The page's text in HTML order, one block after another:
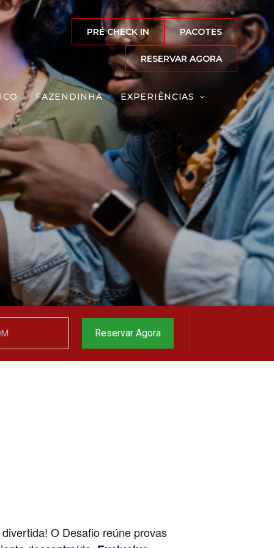
PRÉ CHECK IN PACOTES
RESERVAR AGORA
FAZENDINHA EXPERIÊNCIAS
O Desafio reúne provas
Reserve agora, com
o melhor preço
garantido
▼
Reservar Agora